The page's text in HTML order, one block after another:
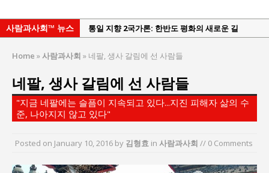
사람과사회™ 뉴스
강산건설 박재윤 강제추행 사건, 무엇이 문제인가?
세미나 개최
서효석 충청향우회중앙회 총재 취임 논란 확산
지방의회 공약은 ‘빛 좋은 개살구’인가?
“엄마의 절박함과 ‘실무형 정치인’으로 생활정치 실
현”
Home »사람과사회 » 네팔, 생사 갈림에 선 사람들
네팔, 생사 갈림에 선 사람들
"지금 네팔에는 슬픔이 지속되고 있다...지진 피해자 삶의 수
준, 나아지지 않고 있다"
Posted on January 10, 2016 by 김형효 in 사람과사회 // 0 Comments